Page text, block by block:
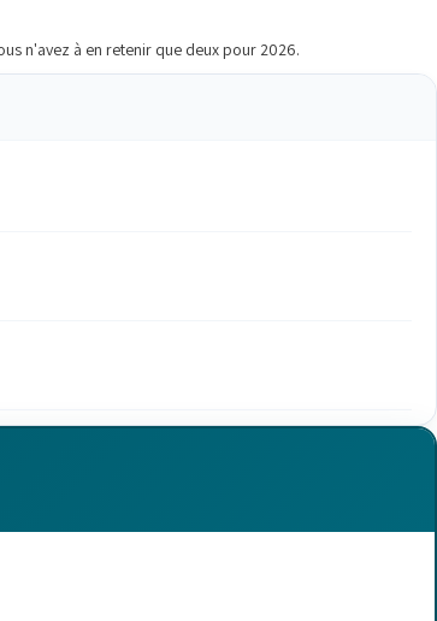
n'avez à en retenir que deux pour 2026.